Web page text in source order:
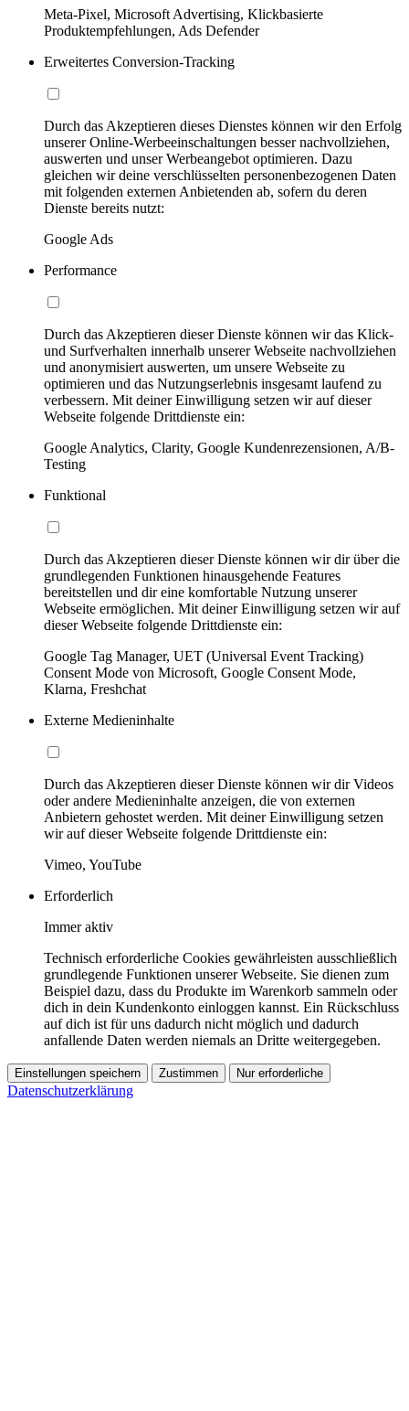
Meta-Pixel, Microsoft Advertising, Klickbasierte
Produktempfehlungen, Ads Defender
Erweitertes Conversion-Tracking
Durch das Akzeptieren dieses Dienstes können wir den Erfolg
unserer Online-Werbeeinschaltungen besser nachvollziehen,
auswerten und unser Werbeangebot optimieren. Dazu
gleichen wir deine verschlüsselten personenbezogenen Daten
mit folgenden externen Anbietenden ab, sofern du deren
Dienste bereits nutzt:
Google Ads
Performance
Durch das Akzeptieren dieser Dienste können wir das Klick-
und Surfverhalten innerhalb unserer Webseite nachvollziehen
und anonymisiert auswerten, um unsere Webseite zu
optimieren und das Nutzungserlebnis insgesamt laufend zu
verbessern. Mit deiner Einwilligung setzen wir auf dieser
Webseite folgende Drittdienste ein:
Google Analytics, Clarity, Google Kundenrezensionen, A/B-
Testing
Funktional
Durch das Akzeptieren dieser Dienste können wir dir über die
grundlegenden Funktionen hinausgehende Features
bereitstellen und dir eine komfortable Nutzung unserer
Webseite ermöglichen. Mit deiner Einwilligung setzen wir auf
dieser Webseite folgende Drittdienste ein:
Google Tag Manager, UET (Universal Event Tracking)
Consent Mode von Microsoft, Google Consent Mode,
Klarna, Freshchat
Externe Medieninhalte
Durch das Akzeptieren dieser Dienste können wir dir Videos
oder andere Medieninhalte anzeigen, die von externen
Anbietern gehostet werden. Mit deiner Einwilligung setzen
wir auf dieser Webseite folgende Drittdienste ein:
Vimeo, YouTube
Erforderlich
Immer aktiv
Technisch erforderliche Cookies gewährleisten ausschließlich
grundlegende Funktionen unserer Webseite. Sie dienen zum
Beispiel dazu, dass du Produkte im Warenkorb sammeln oder
dich in dein Kundenkonto einloggen kannst. Ein Rückschluss
auf dich ist für uns dadurch nicht möglich und dadurch
anfallende Daten werden niemals an Dritte weitergegeben.
Einstellungen speichern Zustimmen Nur erforderliche
Datenschutzerklärung